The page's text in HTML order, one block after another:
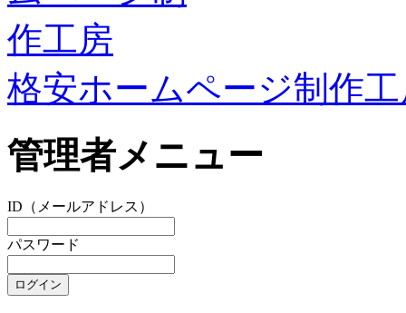
格安ホームページ制作
管理者メニュー
ID（メールアドレス）
パスワード